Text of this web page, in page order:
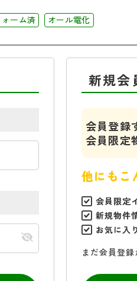
ォーム済 オール電化
新規会
会員登録
会員限定
他にもこ
会員限定
新規物件
お気に入
まだ会員登